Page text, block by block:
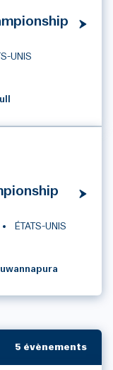
UNIS
ÉTATS-UNIS
5 évènements